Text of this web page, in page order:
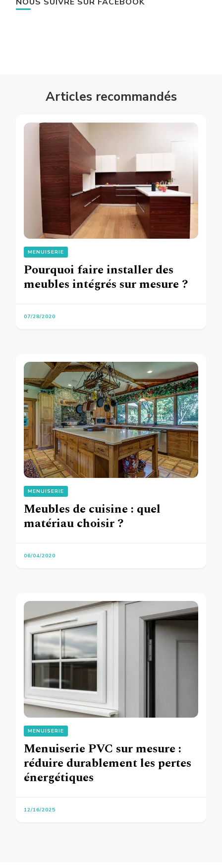
Articles recommandés
MENUISERIE
Pourquoi faire installer des
meubles intégrés sur mesure ?
07/28/2020
MENUISERIE
Meubles de cuisine : quel
matériau choisir ?
06/04/2020
MENUISERIE
Menuiserie PVC sur mesure :
réduire durablement les pertes
énergétiques
12/16/2025